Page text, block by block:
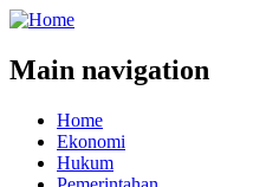
Main navigation
Home
Ekonomi
Hukum